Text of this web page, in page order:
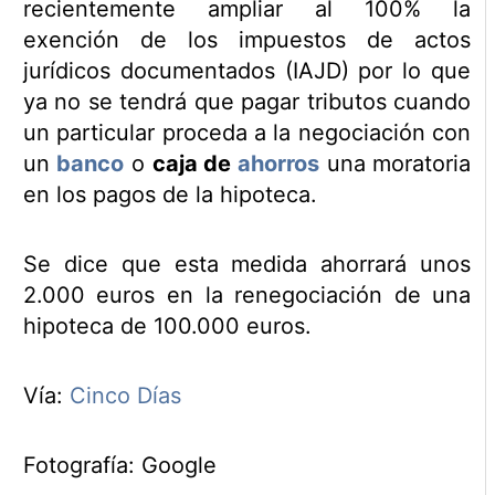
recientemente ampliar al 100% la
exención de los impuestos de actos
jurídicos documentados (IAJD) por lo que
ya no se tendrá que pagar tributos cuando
un particular proceda a la negociación con
un banco o caja de ahorrosuna moratoria
en los pagos de la hipoteca.
Se dice que esta medida ahorrará unos
2.000 euros en la renegociación de una
hipoteca de 100.000 euros.
Vía: Cinco Días
Fotografía: Google